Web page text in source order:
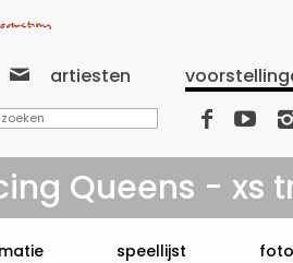
 artiesten
 
Queens - xs
speellijst